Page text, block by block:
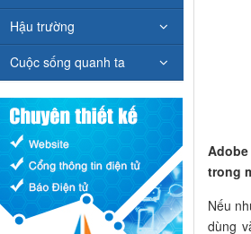
trong
Nếu
dùng
Hậu trường
Cuộc sống quanh ta